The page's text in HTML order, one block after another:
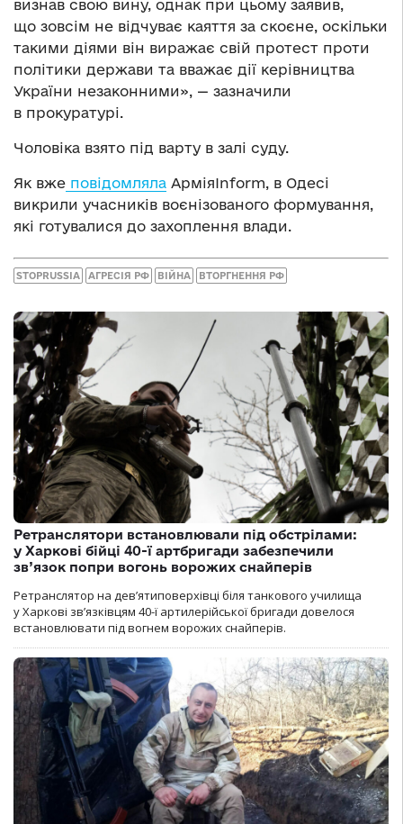
визнав свою вину, однак при цьому заявив,
що зовсім не відчуває каяття за скоєне, оскільки
такими діями він виражає свій протест проти
політики держави та вважає дії керівництва
України незаконними», — зазначили
в прокуратурі.
Чоловіка взято під варту в залі суду.
Як вже повідомляла АрміяInform, в Одесі
викрили учасників воєнізованого формування,
які готувалися до захоплення влади.
STOPRUSSIA АГРЕСІЯ РФ ВІЙНА ВТОРГНЕННЯ РФ
Ретранслятори встановлювали під обстрілами:
у Харкові бійці 40-ї артбригади забезпечили
зв’язок попри вогонь ворожих снайперів
Ретранслятор на дев’ятиповерхівці біля танкового училища
у Харкові зв’язківцям 40-ї артилерійської бригади довелося
встановлювати під вогнем ворожих снайперів.